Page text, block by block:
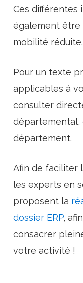
Ces différentes
également être
mobilité réduite.
Pour un texte
applicables à
consulter
département.
Afin de faciliter
les experts en
proposent la
dossier ERP,
consacrer
votre activité !